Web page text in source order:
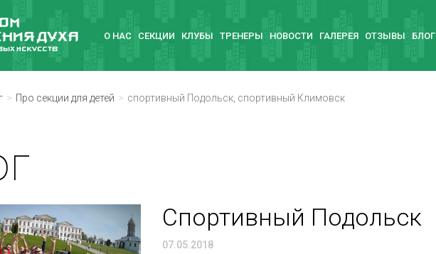
О НАС СЕКЦИИ КЛУБЫ ТРЕНЕРЫ НОВОСТИ ГАЛЕРЕЯ ОТЗЫВЫ БЛОГ
Про секции для детей спортивный Подольск, спортивный Климовск
Спортивный Подольск
07.05.2018